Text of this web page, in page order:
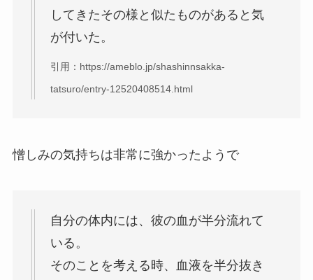
してきたその様と似たものがあると気
が付いた。
引用：https://ameblo.jp/shashinnsakka-
tatsuro/entry-12520408514.html
憎しみの気持ちは非常に強かったようで
自分の体内には、彼の血が半分流れて
いる。
そのことを考える時、血液を半分抜き